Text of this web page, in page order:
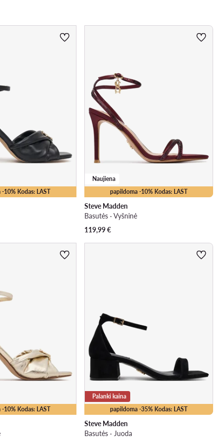
10% Kodas: LAST papildoma -10% Kodas: LAST
Naujiena
Steve Madden
Basutės · Vyšninė
119,99€
10% Kodas: LAST papildoma -35% Kodas: LAST
Palanki kaina
Steve Madden
Basutės · Juoda